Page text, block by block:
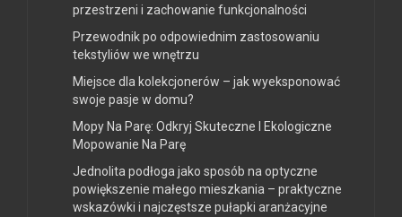
przestrzeni i zachowanie funkcjonalności
Przewodnik po odpowiednim zastosowaniu
tekstyliów we wnętrzu
Miejsce dla kolekcjonerów – jak wyeksponować
swoje pasje w domu?
Mopy Na Parę: Odkryj Skuteczne I Ekologiczne
Mopowanie Na Parę
Jednolita podłoga jako sposób na optyczne
powiększenie małego mieszkania – praktyczne
wskazówki i najczęstsze pułapki aranżacyjne